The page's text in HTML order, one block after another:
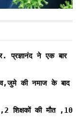
प्रज्ञानंद ने एक बार
की नमाज के बाद
शिक्षकों की मौत ,10